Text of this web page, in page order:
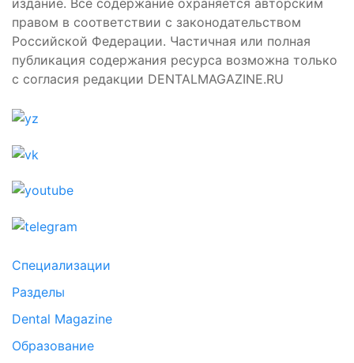
правом в соответствии с законодательством
Российской Федерации. Частичная или полная
публикация содержания ресурса возможна только
с согласия редакции DENTALMAGAZINE.RU
Специализации
Разделы
Dental Magazine
Образование